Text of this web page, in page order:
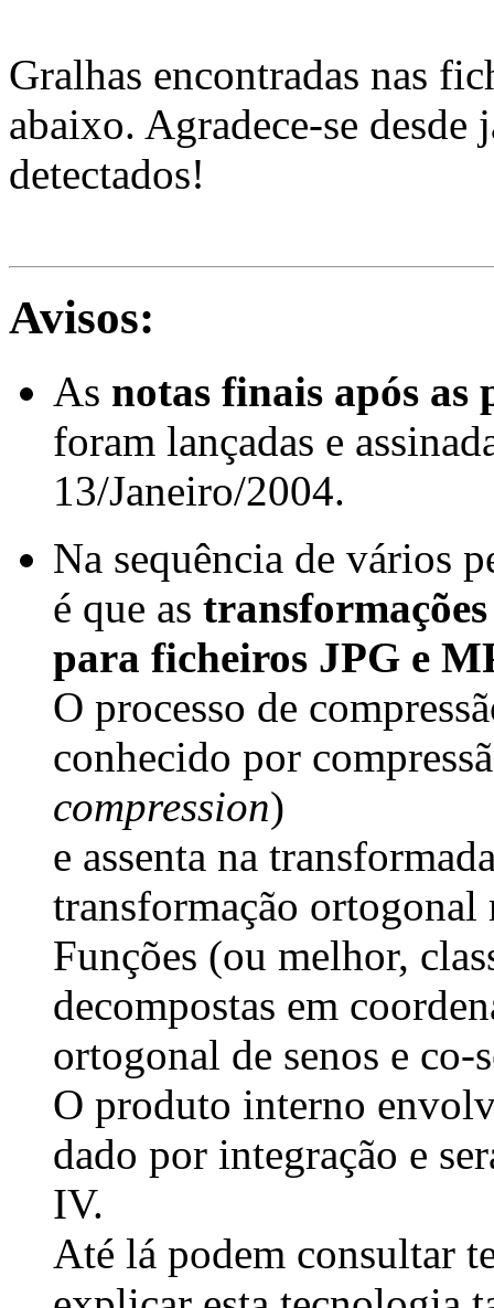
Gralhas encontradas nas
abaixo. Agradece-se desde
detectados!
Avisos:
As notas finais após as
foram lançadas e
13/Janeiro/2004.
Na sequência de vários
é que as
para ficheiros JPG e
O processo de
conhecido por
compression)
e assenta na
transformação ortogonal
Funções (ou melhor,
decompostas em
ortogonal de senos e co-
O produto interno
dado por integração e
IV.
Até lá podem consultar